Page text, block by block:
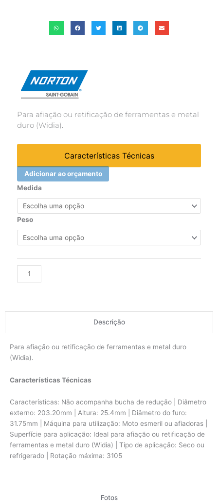
Para afiação ou retificação de ferramentas e metal
duro (Widia).
Características Técnicas
Adicionar ao orçamento
Medida
Peso
Rebolo
reto
branco
39C
60
KVK
quantidade
Descrição
Fotos
Para afiação ou retificação de ferramentas e metal duro
(Widia).
Características Técnicas
Características: Não acompanha bucha de redução | Diâmetro
externo: 203.20mm | Altura: 25.4mm | Diâmetro do furo:
31.75mm | Máquina para utilização: Moto esmeril ou afiadoras |
Superfície para aplicação: Ideal para afiação ou retificação de
ferramentas e metal duro (Widia) | Tipo de aplicação: Seco ou
refrigerado | Rotação máxima: 3105